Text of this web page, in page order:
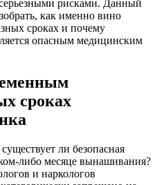
рисками. Данный
как именно вино
сроках и почему
опасным медицинским
сроках
ли безопасная
либо месяце вынашивания?
и наркологов